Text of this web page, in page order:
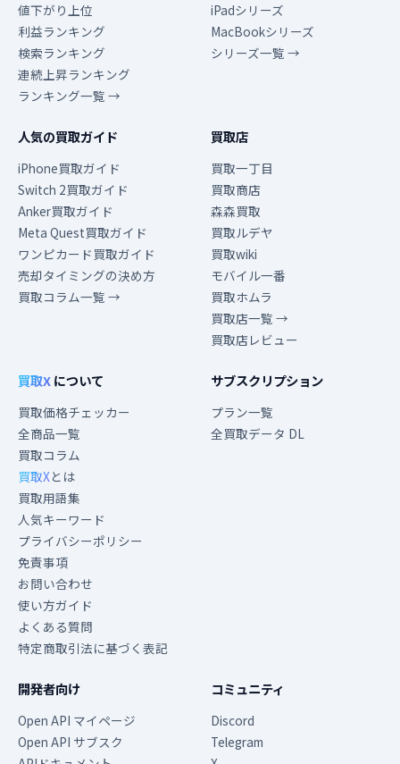
値下がり上位
利益ランキング
検索ランキング
連続上昇ランキング
ランキング一覧 →
iPadシリーズ
MacBookシリーズ
シリーズ一覧 →
人気の買取ガイド
iPhone買取ガイド
Switch 2買取ガイド
Anker買取ガイド
Meta Quest買取ガイド
ワンピカード買取ガイド
売却タイミングの決め方
買取コラム一覧 →
買取店
買取一丁目
買取商店
森森買取
買取ルデヤ
買取wiki
モバイル一番
買取ホムラ
買取店一覧 →
買取店レビュー
買取Xについて
買取価格チェッカー
全商品一覧
買取コラム
買取Xとは
買取用語集
人気キーワード
プライバシーポリシー
免責事項
お問い合わせ
使い方ガイド
よくある質問
特定商取引法に基づく表記
サブスクリプション
プラン一覧
全買取データ DL
開発者向け
Open API マイページ
Open API サブスク
コミュニティ
Discord
Telegram